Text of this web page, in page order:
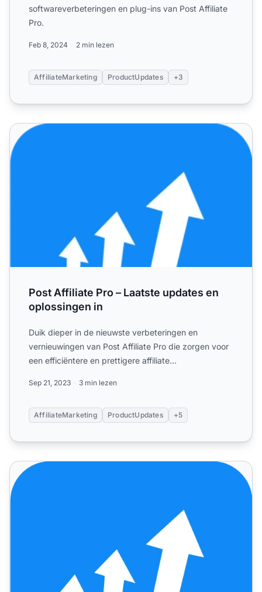
softwareverbeteringen en plug-ins van Post Affiliate
Pro.
Feb 8, 2024 2 min lezen
AffiliateMarketing ProductUpdates +3
Post Affiliate Pro – Laatste updates en oplossingen in
Post Affiliate Pro – Laatste updates en
oplossingen in
Duik dieper in de nieuwste verbeteringen en
vernieuwingen van Post Affiliate Pro die zorgen voor
een efficiëntere en prettigere affiliate
Sep 21, 2023 3 min lezen
AffiliateMarketing ProductUpdates +5
Post Affiliate Pro – Nieuwste updates en oplossingen in